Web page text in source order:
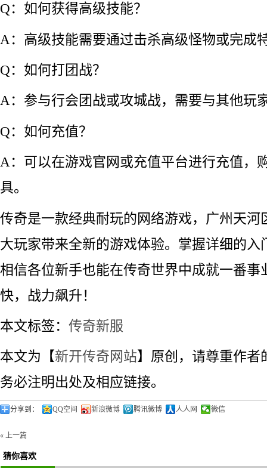
Q：如何获得高级技能？
A：高级技能需要通过击杀高级怪物或完成
Q：如何打团战？
A：参与行会团战或攻城战，需要与其他玩
Q：如何充值？
A：可以在游戏官网或充值平台进行充值，
具。
传奇是一款经典耐玩的网络游戏，广州天河
大玩家带来全新的游戏体验。掌握详细的入
相信各位新手也能在传奇世界中成就一番事
快，战力飙升！
本文标签： 传奇新服
本文为【新开传奇网站】原创，请尊重作者
务必注明出处及相应链接。
分享到： QQ空间 新浪微博 腾讯微博 人人网 微信
« 上一篇
猜你喜欢